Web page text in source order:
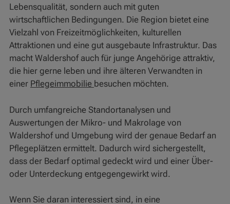
Lebensqualität, sondern auch mit guten
wirtschaftlichen Bedingungen. Die Region bietet eine
Vielzahl von Freizeitmöglichkeiten, kulturellen
Attraktionen und eine gut ausgebaute Infrastruktur. Das
macht Waldershof auch für junge Angehörige attraktiv,
die hier gerne leben und ihre älteren Verwandten in
einer Pflegeimmobilie besuchen möchten.
Durch umfangreiche Standortanalysen und
Auswertungen der Mikro- und Makrolage von
Waldershof und Umgebung wird der genaue Bedarf an
Pflegeplätzen ermittelt. Dadurch wird sichergestellt,
dass der Bedarf optimal gedeckt wird und einer Über-
oder Unterdeckung entgegengewirkt wird.
Wenn Sie daran interessiert sind, in eine